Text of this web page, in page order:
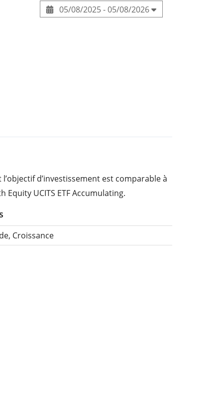
05/08/2025 - 05/08/2026
l’objectif d’investissement est comparable à
Equity UCITS ETF Accumulating.
Croissance